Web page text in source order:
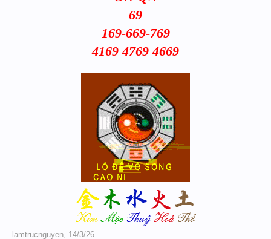
69
169-669-769
4169 4769 4669
lamtrucnguyen, 14/3/26